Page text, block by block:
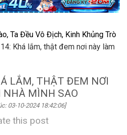
Ta Đều Vô Địch, Kinh Khủng Trò
Khá lắm, thật đem nơi này làm
LẮM, THẬT ĐEM NƠI
NHÀ MÌNH SAO
03-10-2024 18:42:06]
this post